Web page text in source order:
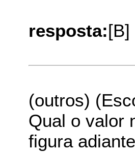
resposta:[B]
(outros)
Qual o valor
figura